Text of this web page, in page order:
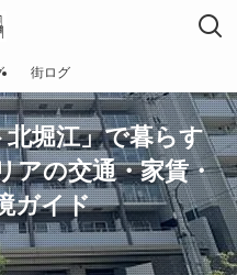
街ログ
堀江」で暮らす
アの交通・家賃・
ガイド